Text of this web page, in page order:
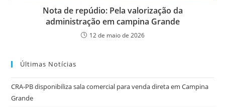
Nota de repúdio: Pela valorização da
administração em campina Grande
12 de maio de 2026
Últimas Notícias
CRA-PB disponibiliza sala comercial para venda direta em Campina
Grande